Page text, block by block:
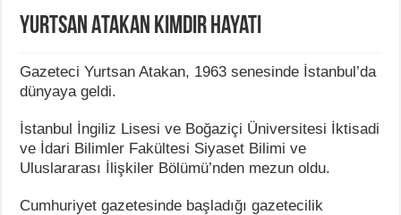
Yurtsan Atakan Kimdir Hayatı
Gazeteci Yurtsan Atakan, 1963 senesinde İstanbul’da
dünyaya geldi.
İstanbul İngiliz Lisesi ve Boğaziçi Üniversitesi İktisadi
ve İdari Bilimler Fakültesi Siyaset Bilimi ve
Uluslararası İlişkiler Bölümü’nden mezun oldu.
Cumhuriyet gazetesinde başladığı gazetecilik